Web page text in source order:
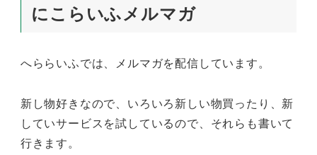
にこらいふメルマガ
へららいふでは、メルマガを配信しています。
新し物好きなので、いろいろ新しい物買ったり、新
していサービスを試しているので、それらも書いて
行きます。